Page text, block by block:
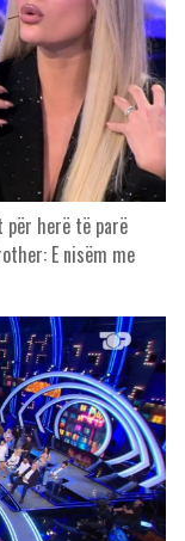
për herë të parë
E nisëm me